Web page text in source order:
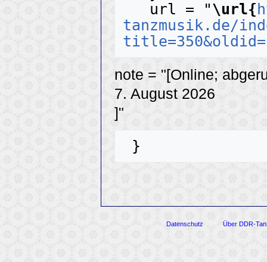
   url = "
\url{
tanzmusik.de/
note = "[Online;
7. August 2026
]"
Datenschutz Über DDR-